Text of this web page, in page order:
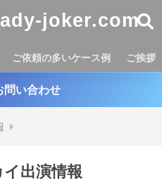
joker.com
ご依頼の多いケース例 ご挨拶
問い合わせ
出演情報